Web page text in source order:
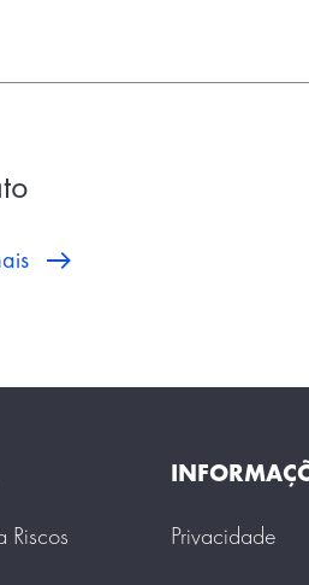
Riscos
Privacidade